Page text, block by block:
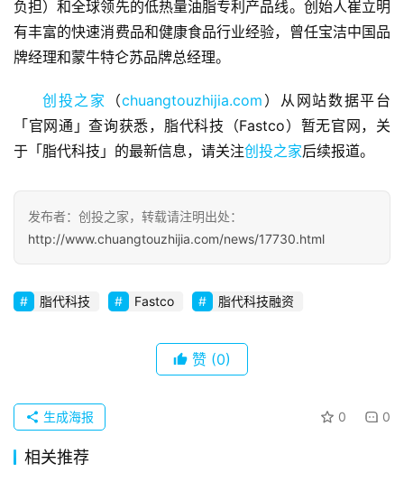
资
报
道
业
观
初
创
企
业
布
并
登录
投稿
负担）和全球领先的低热量油脂专利产品线。创始人崔立明
有丰富的快速消费品和健康食品行业经验，曾任宝洁中国品
牌经理和蒙牛特仑苏品牌总经理。
创投之家 （chuangtouzhijia.com ）从网站数据平台
「官网通」查询获悉，脂代科技（Fastco）暂无官网，关
于「脂代科技」的最新信息，请关注创投之家后续报道。
发布者：创投之家，转载请注明出处：
http://www.chuangtouzhijia.com/news/17730.html
脂代科技 Fastco 脂代科技融资
赞 (0)
0 0
生成海报
相关推荐